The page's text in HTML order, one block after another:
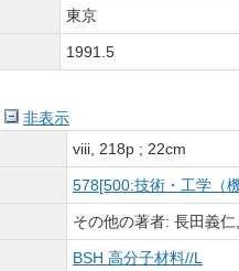
東京
1991.5
非表示
viii, 218p ; 22cm
578[500:技術・工学（
その他の著者: 長田義
BSH 高分子材料//L